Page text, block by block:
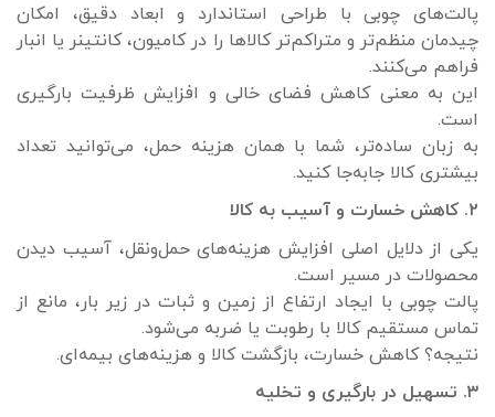
پالت‌های چوبی با طراحی استاندارد و ابعاد دقیق، امکان
چیدمان منظم‌تر و متراکم‌تر کالاها را در کامیون، کانتینر یا انبار
فراهم می‌کنند.
این به معنی کاهش فضای خالی و افزایش ظرفیت بارگیری
است.
به زبان ساده‌تر، شما با همان هزینه حمل، می‌توانید تعداد
بیشتری کالا جابه‌جا کنید.
۲. کاهش خسارت و آسیب به کالا
یکی از دلایل اصلی افزایش هزینه‌های حمل‌ونقل، آسیب دیدن
محصولات در مسیر است.
پالت چوبی با ایجاد ارتفاع از زمین و ثبات در زیر بار، مانع از
تماس مستقیم کالا با رطوبت یا ضربه می‌شود.
نتیجه؟ کاهش خسارت، بازگشت کالا و هزینه‌های بیمه‌ای.
۳. تسهیل در بارگیری و تخلیه